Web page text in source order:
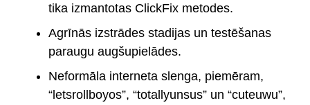
tika izmantotas ClickFix metodes.
Agrīnās izstrādes stadijas un testēšanas
paraugu augšupielādes.
Neformāla interneta slenga, piemēram,
“letsrollboyos”, “totallyunsus” un “cuteuwu”,